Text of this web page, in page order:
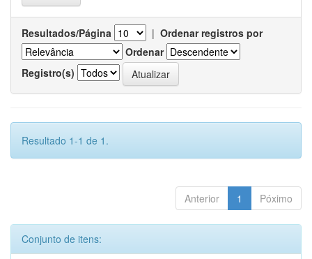
Resultados/Página | Ordenar registros por
Ordenar
Registro(s)
Resultado 1-1 de 1.
Anterior 1 Póximo
Conjunto de itens: